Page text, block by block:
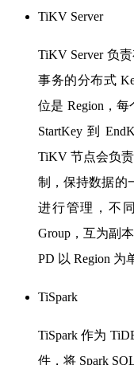
TiKV Server
TiKV Server 负
事务的分布式
位是 Region，每
StartKey 到
TiKV 节点会负责
制，保持数据的
进行管理，不
Group，互为副本
PD 以 Region 为
TiSpark
TiSpark 作为
件，将 Spark